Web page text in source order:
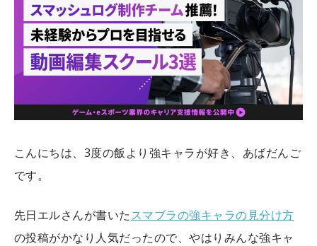
こんにちは、3度の飯より強キャラが好き、あばだんご
です。
先日エルさんが書いたスマブラの強キャラの見分け方
の投稿がかなり人気だったので、やはりみんな強キャ